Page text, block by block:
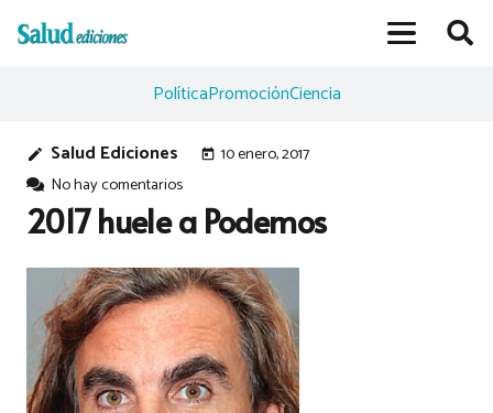
PolíticaPromociónCiencia
edit Salud Ediciones today 10 enero, 2017
No hay comentarios
2017 huele a Podemos